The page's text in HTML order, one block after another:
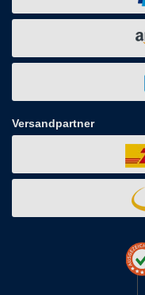
Versandpartner